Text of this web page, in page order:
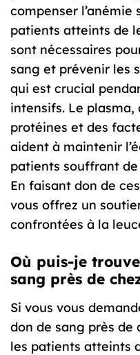
compenser l’anémie
patients atteints de
sont nécessaires
sang et prévenir les
qui est crucial
intensifs. Le
protéines et des
aident à maintenir
patients souffrant
En faisant don de
vous offrez un
confrontées à la
Où puis-je
sang près de
Si vous vous
don de sang près de
les patients atteints